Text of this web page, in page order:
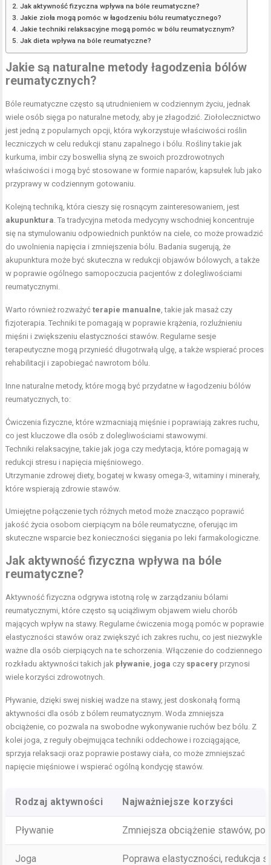
Jak aktywność fizyczna wpływa na bóle reumatyczne?
Jakie zioła mogą pomóc w łagodzeniu bólu reumatycznego?
Jakie techniki relaksacyjne mogą pomóc w bólu reumatycznym?
Jak dieta wpływa na bóle reumatyczne?
Jakie są naturalne metody łagodzenia bólów
reumatycznych?
Bóle reumatyczne często są utrudnieniem w codziennym życiu, jednak
wiele osób sięga po naturalne metody, aby je złagodzić. Ziołolecznictwo
jest jedną z popularnych opcji, która wykorzystuje właściwości roślin
leczniczych w celu redukcji stanu zapalnego i bólu. Rośliny takie jak
kurkuma, imbir czy boswellia słyną ze swoich prozdrowotnych
właściwości i mogą być stosowane w formie naparów, kapsułek lub jako
przyprawy w codziennym gotowaniu.
Kolejną techniką, która cieszy się rosnącym zainteresowaniem, jest
akupunktura. Ta tradycyjna metoda medycyny wschodniej koncentruje
się na stymulowaniu odpowiednich punktów na ciele, co może prowadzić
do uwolnienia napięcia i zmniejszenia bólu. Badania sugerują, że
akupunktura może być skuteczna w redukcji objawów bólowych, a także
w poprawie ogólnego samopoczucia pacjentów z dolegliwościami
reumatycznymi.
Warto również rozważyćterapie manualne, takie jak masaż czy
fizjoterapia. Techniki te pomagają w poprawie krążenia, rozluźnieniu
mięśni i zwiększeniu elastyczności stawów. Regularne sesje
terapeutyczne mogą przynieść długotrwałą ulgę, a także wspierać proces
rehabilitacji i zapobiegać nawrotom bólu.
Inne naturalne metody, które mogą być przydatne w łagodzeniu bólów
reumatycznych, to:
Ćwiczenia fizyczne, które wzmacniają mięśnie i poprawiają zakres ruchu,
co jest kluczowe dla osób z dolegliwościami stawowymi.
Techniki relaksacyjne, takie jak joga czy medytacja, które pomagają w
redukcji stresu i napięcia mięśniowego.
Utrzymanie zdrowej diety, bogatej w kwasy omega-3, witaminy i minerały,
które wspierają zdrowie stawów.
Umiejętne połączenie tych różnych metod może znacząco poprawić
jakość życia osobom cierpiącym na bóle reumatyczne, oferując im
skuteczne wsparcie bez konieczności sięgania po leki farmakologiczne.
Jak aktywność fizyczna wpływa na bóle
reumatyczne?
Aktywność fizyczna odgrywa istotną rolę w zarządzaniu bólami
reumatycznymi, które często są uciążliwym objawem wielu chorób
mających wpływ na stawy. Regularne ćwiczenia mogą pomóc w poprawie
elastyczności stawów oraz zwiększyć ich zakres ruchu, co jest niezwykle
ważne dla osób cierpiących na te schorzenia. Włączenie do codziennego
rozkładu aktywności takich jak pływanie, joga czy spacery przynosi
wiele korzyści zdrowotnych.
Pływanie, dzięki swej niskiej wadze na stawy, jest doskonałą formą
aktywności dla osób z bólem reumatycznym. Woda zmniejsza
obciążenie, co pozwala na swobodne wykonywanie ruchów bez bólu. Z
kolei joga, z reguły obejmująca techniki oddechowe i rozciągające,
sprzyja relaksacji oraz poprawie postawy ciała, co może zmniejszać
napięcie mięśniowe i wspierać ogólną kondycję stawów.
Rodzaj aktywności Najważniejsze korzyści
Pływanie Zmniejsza obciążenie stawów,
Joga Poprawa elastyczności, redukcja